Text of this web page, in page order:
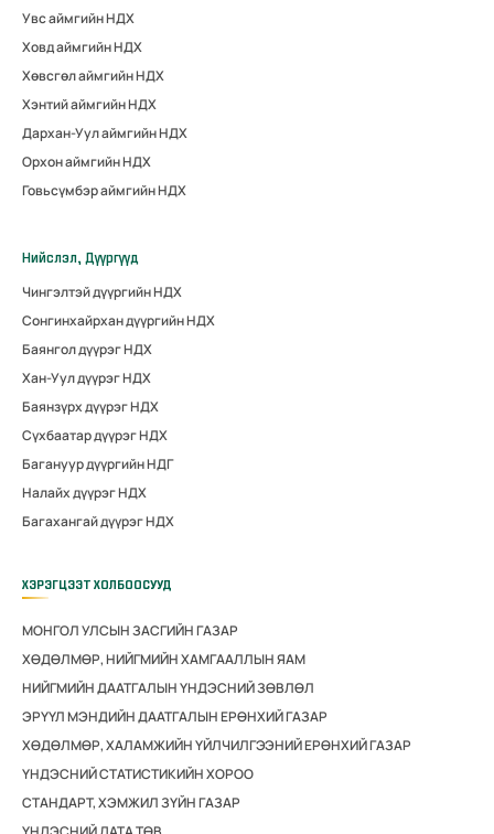
Увс аймгийн НДХ
Ховд аймгийн НДХ
Хөвсгөл аймгийн НДХ
Хэнтий аймгийн НДХ
Дархан-Уул аймгийн НДХ
Орхон аймгийн НДХ
Говьсүмбэр аймгийн НДХ
Нийслэл, Дүүргүүд
Чингэлтэй дүүргийн НДХ
Сонгинхайрхан дүүргийн НДХ
Баянгол дүүрэг НДХ
Хан-Уул дүүрэг НДХ
Баянзүрх дүүрэг НДХ
Сүхбаатар дүүрэг НДХ
Багануур дүүргийн НДГ
Налайх дүүрэг НДХ
Багахангай дүүрэг НДХ
ХЭРЭГЦЭЭТ ХОЛБООСУУД
МОНГОЛ УЛСЫН ЗАСГИЙН ГАЗАР
ХӨДӨЛМӨР, НИЙГМИЙН ХАМГААЛЛЫН ЯАМ
НИЙГМИЙН ДААТГАЛЫН ҮНДЭСНИЙ ЗӨВЛӨЛ
ЭРҮҮЛ МЭНДИЙН ДААТГАЛЫН ЕРӨНХИЙ ГАЗАР
ХӨДӨЛМӨР, ХАЛАМЖИЙН ҮЙЛЧИЛГЭЭНИЙ ЕРӨНХИЙ ГАЗАР
ҮНДЭСНИЙ СТАТИСТИКИЙН ХОРОО
СТАНДАРТ, ХЭМЖИЛ ЗҮЙН ГАЗАР